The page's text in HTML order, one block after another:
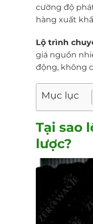
cường độ
hàng xuất
Lộ trình
giá nguồn
động, không
Mục lục
Tại sao
lược?